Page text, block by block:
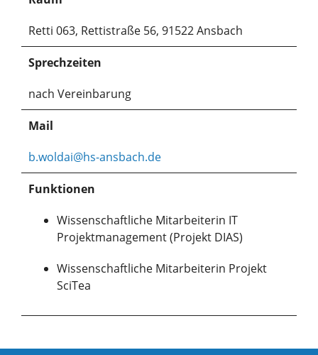
Retti 063, Rettistraße 56, 91522 Ansbach
Sprechzeiten
nach Vereinbarung
Mail
b.woldai@hs-ansbach.de
Funktionen
Wissenschaftliche Mitarbeiterin IT
Projektmanagement (Projekt DIAS)
Wissenschaftliche Mitarbeiterin Projekt
SciTea